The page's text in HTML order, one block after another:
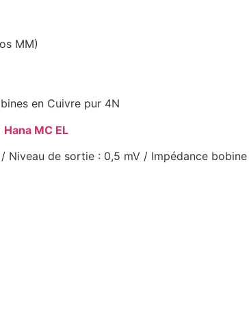
MM)
en Cuivre pur 4N
Hana MC EL
Niveau de sortie : 0,5 mV / Impédance